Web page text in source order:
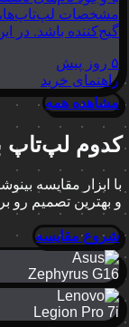
مشخصات لپ‌تاپ‌ها،
گیج‌کننده باشد. در
۵ روز پیش
راهنمای خرید
مشاهده همه
کدوم لپ‌تاپ
با ابزار مقایسه
و بهترین تصمیم رو
شروع مقایسه
Zephyrus G16
Legion Pro 7i